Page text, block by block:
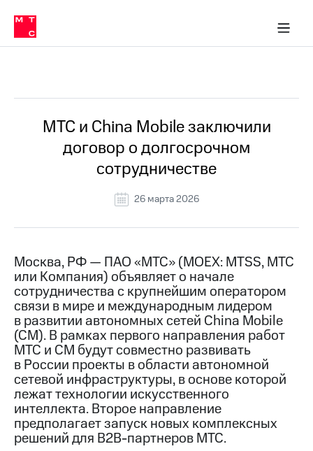
Медиа-центр
и акционерам
Устойчивое развитие
Комплаенс и деловая этика
компании
Карьера
История
компании
Руководство
информация
Контакты
Медиа-центр
Пресс-
релизы
МТС
о технологиях
Достижения
Интервью
Финансовая
отчетность
в МТС
Пресс-
релизы
о технологиях
МТС и China Mobile заключили
договор о долгосрочном
сотрудничестве
26 марта 2026
Москва, РФ — ПАО «МТС» (MOEX: MTSS, МТС
или Компания) объявляет о начале
сотрудничества с крупнейшим оператором
связи в мире и международным лидером
в развитии автономных сетей China Mobile
(CM). В рамках первого направления работ
МТС и CM будут совместно развивать
в России проекты в области автономной
сетевой инфраструктуры, в основе которой
лежат технологии искусственного
интеллекта. Второе направление
предполагает запуск новых комплексных
решений для B2B-партнеров МТС.